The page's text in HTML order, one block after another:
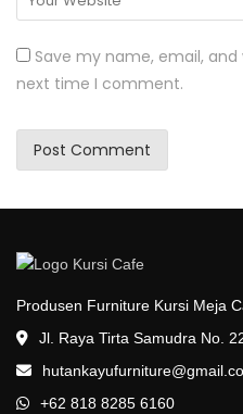
Save my name, email,
next time I comment.
Produsen Furniture Kursi Meja
Jl. Raya Tirta Samudra No.
+62 818 8285 6160